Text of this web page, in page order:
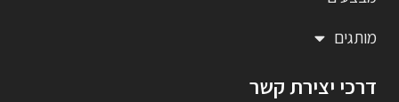
מותגים
דרכי יצירת קשר